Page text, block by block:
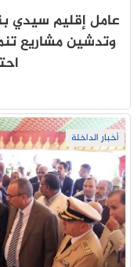
عامل إقليم سيدي
وتدشين مشاريع
أخبار الداخلة